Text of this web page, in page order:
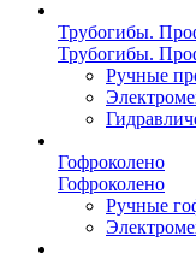
Трубогибы.
Трубогибы.
Ручные
Гофроколено
Гофроколено
Ручные